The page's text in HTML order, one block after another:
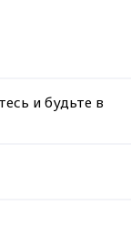
и будьте в